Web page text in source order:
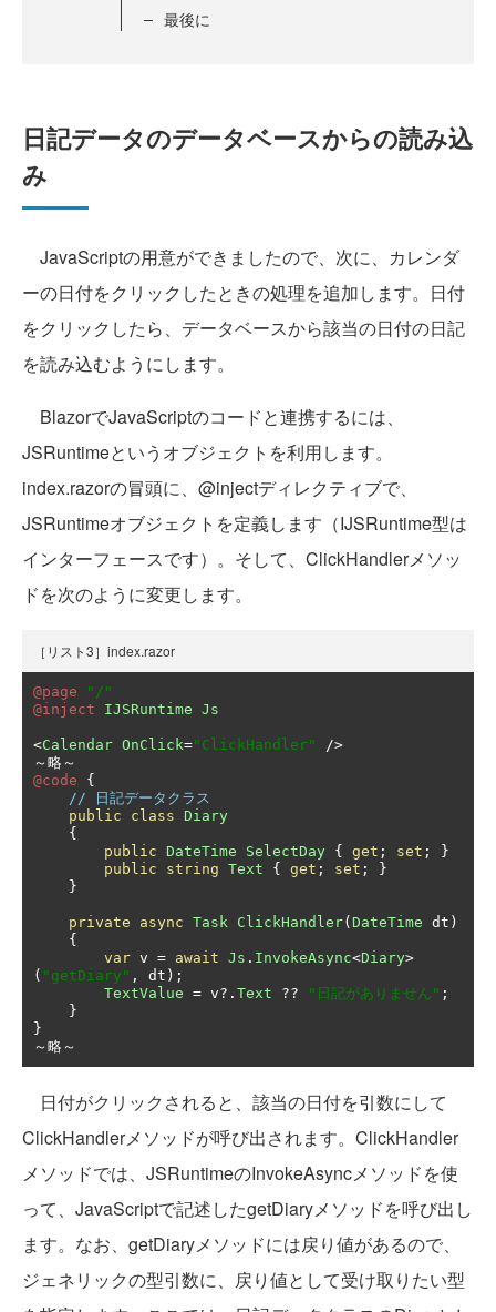
最後に
日記データのデータベースからの読み込
み
JavaScriptの用意ができましたので、次に、カレンダ
ーの日付をクリックしたときの処理を追加します。日付
をクリックしたら、データベースから該当の日付の日記
を読み込むようにします。
BlazorでJavaScriptのコードと連携するには、
JSRuntimeというオブジェクトを利用します。
index.razorの冒頭に、@injectディレクティブで、
JSRuntimeオブジェクトを定義します（IJSRuntime型は
インターフェースです）。そして、ClickHandlerメソッ
ドを次のように変更します。
［リスト3］index.razor
@page
"/"
@inject
IJSRuntime Js
<Calendar OnClick="ClickHandler"
/>
～略～
@code
{
// 日記データクラス
public
class Diary
{
public DateTime SelectDay { get ; set ;
}
public
string Text { get ; set ;
}
}
private async Task ClickHandler( DateTime dt )
{
var v = await Js . InvokeAsync<Diary>
( "getDiary" , dt );
TextValue = v?. Text ?? "日記がありません" ;
}
}
～略～
日付がクリックされると、該当の日付を引数にして
ClickHandlerメソッドが呼び出されます。ClickHandler
メソッドでは、JSRuntimeのInvokeAsyncメソッドを使
って、JavaScriptで記述したgetDiaryメソッドを呼び出し
ます。なお、getDiaryメソッドには戻り値があるので、
ジェネリックの型引数に、戻り値として受け取りたい型